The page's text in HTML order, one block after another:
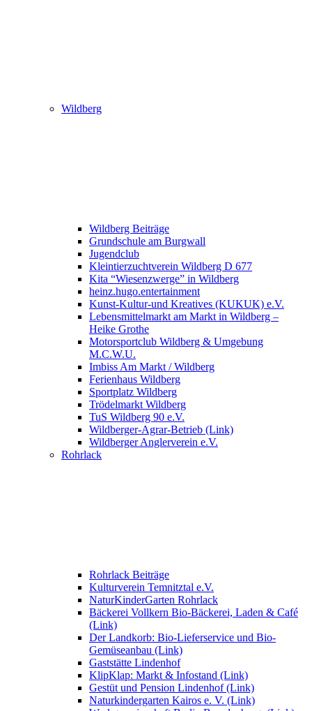
Wildberg
Wildberg Beiträge
Grundschule am Burgwall
Jugendclub
Kleintierzuchtverein Wildberg D 677
Kita “Wiesenzwerge” in Wildberg
heinz.hugo.entertainment
Kunst-Kultur-und Kreatives (KUKUK) e.V.
Lebensmittelmarkt am Markt in Wildberg –
Heike Grothe
Motorsportclub Wildberg & Umgebung
M.C.W.U.
Imbiss Am Markt / Wildberg
Ferienhaus Wildberg
Sportplatz Wildberg
Trödelmarkt Wildberg
TuS Wildberg 90 e.V.
Wildberger-Agrar-Betrieb (Link)
Wildberger Anglerverein e.V.
Rohrlack
Rohrlack Beiträge
Kulturverein Temnitztal e.V.
NaturKinderGarten Rohrlack
Bäckerei Vollkern Bio-Bäckerei, Laden & Café
(Link)
Der Landkorb: Bio-Lieferservice und Bio-
Gemüseanbau (Link)
Gaststätte Lindenhof
KlipKlap: Markt & Infostand (Link)
Gestüt und Pension Lindenhof (Link)
Naturkindergarten Kairos e. V. (Link)